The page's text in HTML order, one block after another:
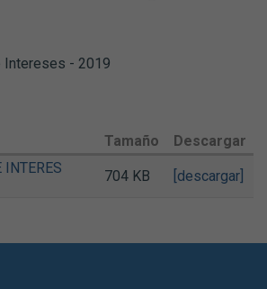
Intereses - 2019
Tamaño
Descargar
INTERES
704 KB [descargar]